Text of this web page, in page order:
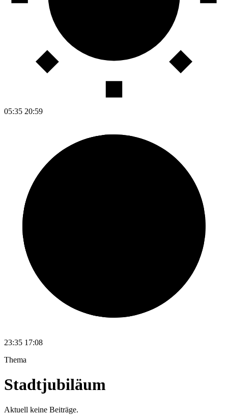
05:35 20:59
23:35 17:08
Thema
Stadtjubiläum
Aktuell keine Beiträge.